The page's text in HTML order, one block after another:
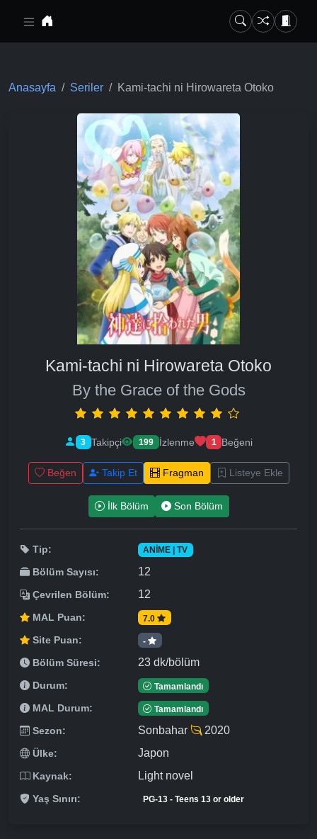
Anasayfa Seriler Kami-tachi ni Hirowareta Otoko
Kami-tachi ni Hirowareta Otoko
By the Grace of the Gods
3 Takipçi 199 İzlenme 1 Beğeni
Beğen Takip Et Fragman Listeye Ekle
İlk Bölüm Son Bölüm
Tip: ANIME | TV
Bölüm Sayısı: 12
Çevrilen Bölüm: 12
MAL Puan: 7.0
Site Puan: -
Bölüm Süresi: 23 dk/bölüm
Durum: Tamamlandı
MAL Durum: Tamamlandı
Sezon: Sonbahar 2020
Ülke: Japon
Kaynak: Light novel
Yaş Sınırı: PG-13 - Teens 13 or older